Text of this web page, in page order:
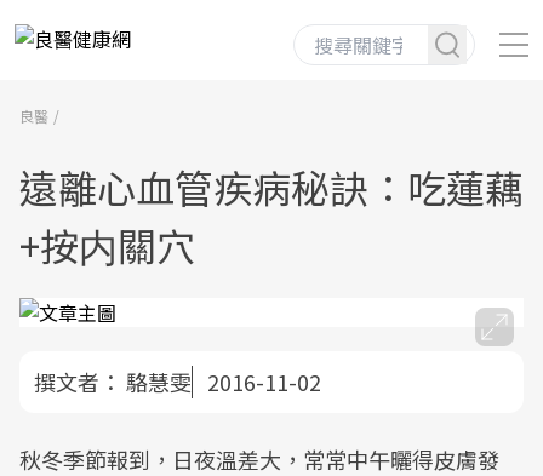
良醫
遠離心血管疾病秘訣：吃蓮藕
+按内關穴
撰文者： 駱慧雯 2016-11-02
秋冬季節報到，日夜溫差大，常常中午曬得皮膚發